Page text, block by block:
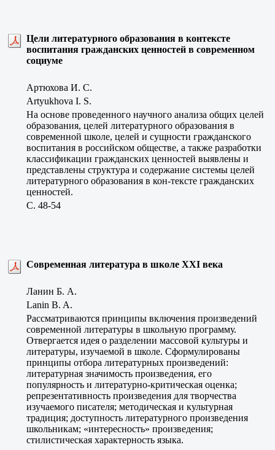
Цели литературного образования в контексте
воспитания гражданских ценностей в современном
социуме
Артюхова И. С.
Artyukhova I. S.
На основе проведенного научного анализа общих целей
образования, целей литературного образования в
современной школе, целей и сущности гражданского
воспитания в российском обществе, а также разработки
классификации гражданских ценностей выявлены и
представлены структура и содержание системы целей
литературного образования в кон-тексте гражданских
ценностей.
C. 48-54
Современная литература в школе XXI века
Ланин Б. А.
Lanin B. A.
Рассматриваются принципы включения произведений
современной литературы в школьную программу.
Отвергается идея о разделении массовой культуры и
литературы, изучаемой в школе. Сформулированы
принципы отбора литературных произведений:
литературная значимость произведения, его
популярность и литературно-критическая оценка;
репрезентативность произведения для творчества
изучаемого писателя; методическая и культурная
традиция; доступность литературного произведения
школьникам; «интересность» произведения;
стилистическая характерность языка.